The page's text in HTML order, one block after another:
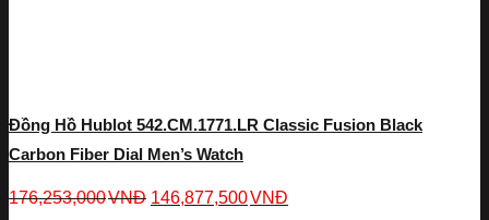
Đồng Hồ Hublot 542.CM.1771.LR Classic Fusion Black
Carbon Fiber Dial Men’s Watch
176,253,000VNĐ 146,877,500VNĐ